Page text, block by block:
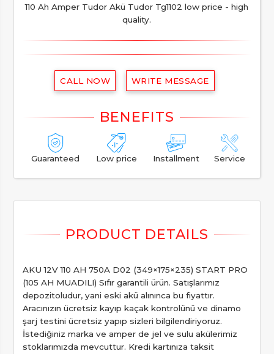
110 Ah Amper Tudor Akü Tudor Tg1102 low price - high
quality.
CALL NOW WRITE MESSAGE
Guaranteed Low price Installment Service
AKU 12V 110 AH 750A D02 (349×175×235) START PRO
(105 AH MUADILI) Sıfır garantili ürün. Satışlarımız
depozitoludur, yani eski akü alınınca bu fiyattır.
Aracınızın ücretsiz kayıp kaçak kontrolünü ve dinamo
şarj testini ücretsiz yapıp sizleri bilgilendiriyoruz.
İstediğiniz marka ve amper de jel ve sulu akülerimiz
stoklarımızda mevcuttur. Kredi kartınıza taksit